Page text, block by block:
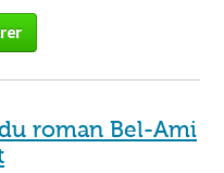
roman Bel-Ami